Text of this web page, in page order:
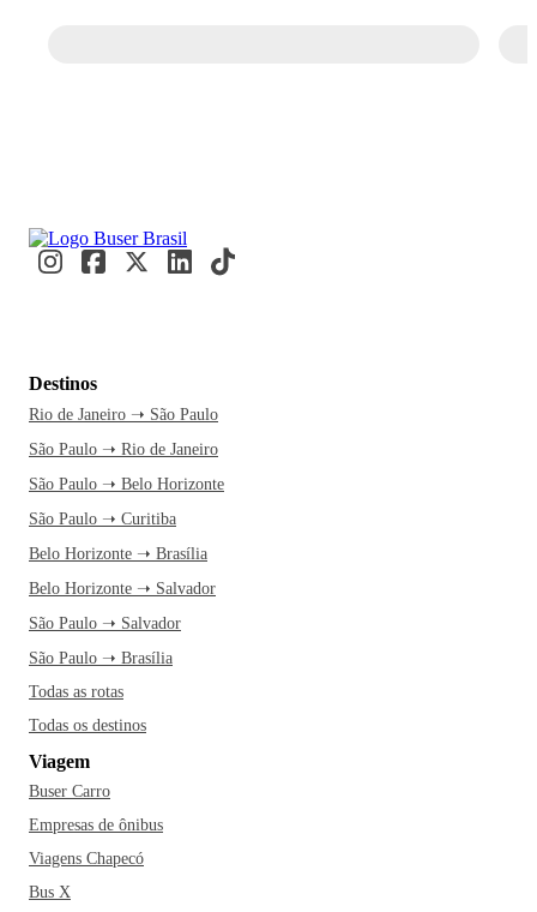
Destinos
Rio de Janeiro ➝ São Paulo
São Paulo ➝ Rio de Janeiro
São Paulo ➝ Belo Horizonte
São Paulo ➝ Curitiba
Belo Horizonte ➝ Brasília
Belo Horizonte ➝ Salvador
São Paulo ➝ Salvador
São Paulo ➝ Brasília
Todas as rotas
Todas os destinos
Viagem
Buser Carro
Empresas de ônibus
Viagens Chapecó
Bus X